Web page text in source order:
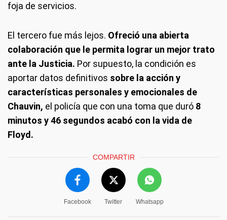
foja de servicios.
El tercero fue más lejos. Ofreció una abierta
colaboración que le permita lograr un mejor trato
ante la Justicia. Por supuesto, la condición es
aportar datos definitivos sobre la acción y
características personales y emocionales de
Chauvin, el policía que con una toma que duró 8
minutos y 46 segundos acabó con la vida de
Floyd.
COMPARTIR
Facebook Twitter Whatsapp